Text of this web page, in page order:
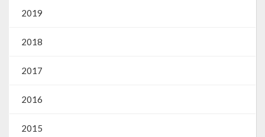
2019
2018
2017
2016
2015